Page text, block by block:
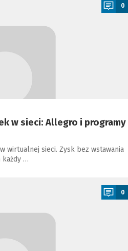
0
w sieci: Allegro i programy
wirtualnej sieci. Zysk bez wstawania
każdy …
0